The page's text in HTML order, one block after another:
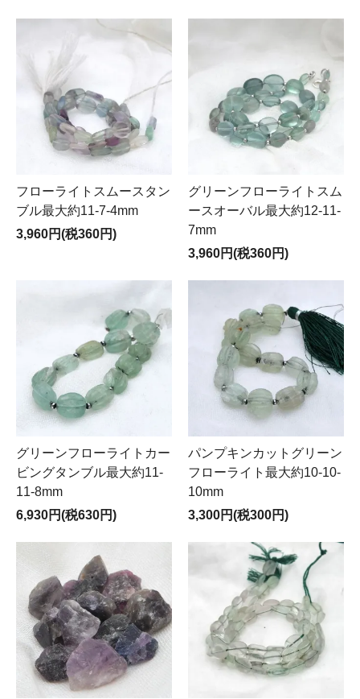
フローライトスムースタン
ブル最大約11-7-4mm
3,960円(税360円)
グリーンフローライトスム
ースオーバル最大約12-11-
7mm
3,960円(税360円)
グリーンフローライトカー
ビングタンブル最大約11-
11-8mm
6,930円(税630円)
パンプキンカットグリーン
フローライト最大約10-10-
10mm
3,300円(税300円)